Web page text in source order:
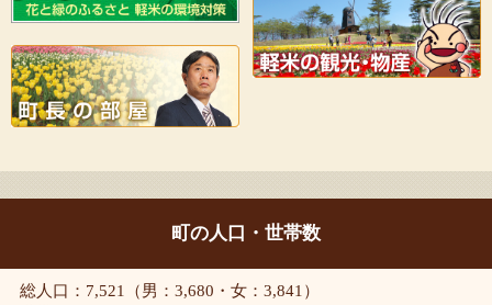
町の人口・世帯数
総人口：7,521（男：3,680・女：3,841）